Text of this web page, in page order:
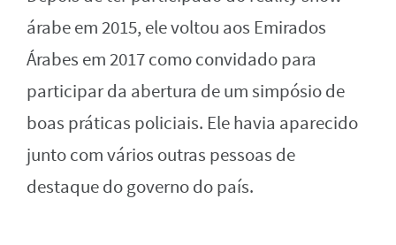
árabe em 2015, ele voltou aos Emirados
Árabes em 2017 como convidado para
participar da abertura de um simpósio de
boas práticas policiais. Ele havia aparecido
junto com vários outras pessoas de
destaque do governo do país.